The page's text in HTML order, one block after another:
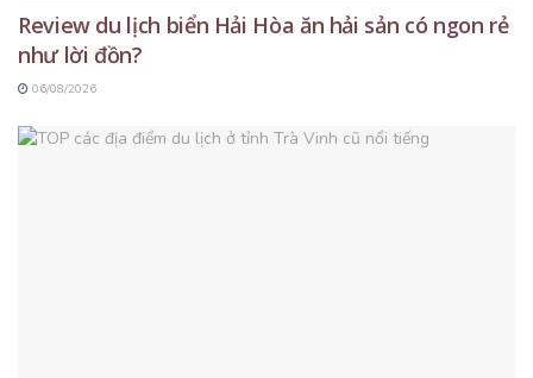
Review du lịch biển Hải Hòa ăn hải sản có ngon rẻ
như lời đồn?
06/08/2026